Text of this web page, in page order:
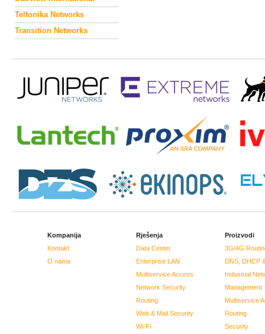
Teltonika Networks
Transition Networks
Kompanija
Kontakt
O nama
Rješenja
Data Center
Enterprise LAN
Multiservice Access
Network Security
Routing
Web & Mail Security
Wi-Fi
Proizvodi
3G/4G
DNS, DHCP
Industrial
Management
Multiservice
Routing
Security